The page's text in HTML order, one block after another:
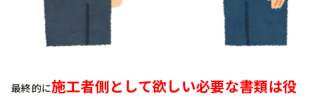
最終的に施工者側として欲しい必要な書類は役